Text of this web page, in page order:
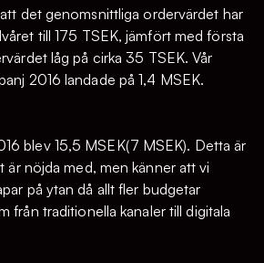
det genomsnittliga ordervärdet har
till 175 TSEK, jämfört med första
låg på cirka 35 TSEK. Vår
2016 landade på 1,4 MSEK.
blev 15,5 MSEK(7 MSEK). Detta är
är nöjda med, men känner att vi
på ytan då allt fler budgetar
från traditionella kanaler till digitala